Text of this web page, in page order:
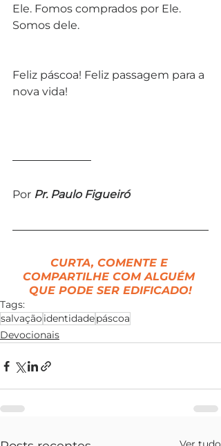
Ele. Fomos comprados por Ele.
Somos dele.
Feliz páscoa! Feliz passagem para a
nova vida!
Por Pr. Paulo Figueiró
CURTA, COMENTE E
COMPARTILHE COM ALGUÉM
QUE PODE SER EDIFICADO!
Tags:
salvação identidadepáscoa
Devocionais